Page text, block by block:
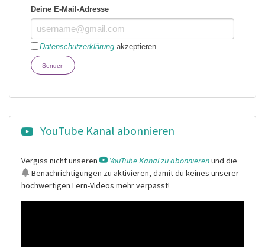
Deine E-Mail-Adresse
Datenschutzerklärung akzeptieren
Senden
YouTube Kanal abonnieren
Vergiss nicht unseren YouTube Kanal zu abonnierenund die
Benachrichtigungen zu aktivieren, damit du keines unserer
hochwertigen Lern-Videos mehr verpasst!